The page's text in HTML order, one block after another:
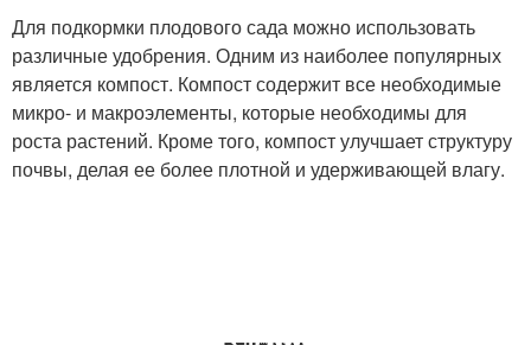
Для подкормки плодового сада можно использовать
различные удобрения. Одним из наиболее популярных
является компост. Компост содержит все необходимые
микро- и макроэлементы, которые необходимы для
роста растений. Кроме того, компост улучшает структуру
почвы, делая ее более плотной и удерживающей влагу.